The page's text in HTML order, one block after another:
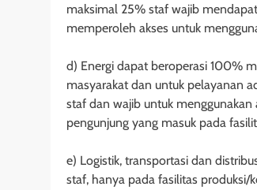
maksimal 25% staf wajib
memperoleh akses untuk
d) Energi dapat beroperasi 100%
masyarakat dan untuk pelayanan
staf dan wajib untuk menggunakan
pengunjung yang masuk pada
e) Logistik, transportasi dan
staf, hanya pada fasilitas